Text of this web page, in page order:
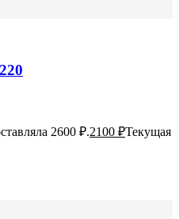
2600 ₽.2100 ₽Текущая